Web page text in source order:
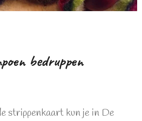
bedruppen
strippenkaart kun je in De